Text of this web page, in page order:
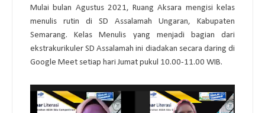
Mulai bulan Agustus 2021, Ruang Aksara mengisi kelas
menulis rutin di SD Assalamah Ungaran, Kabupaten
Semarang.
Kelas Menulis yang menjadi bagian dari
ekstrakurikuler SD Assalamah ini diadakan secara daring di
Google Meet setiap hari Jumat pukul 10.00-11.00 WIB.